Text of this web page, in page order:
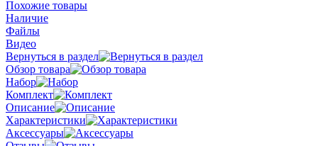
Похожие товары
Наличие
Файлы
Видео
Вернуться в раздел
Обзор товара
Набор
Комплект
Описание
Характеристики
Аксессуары